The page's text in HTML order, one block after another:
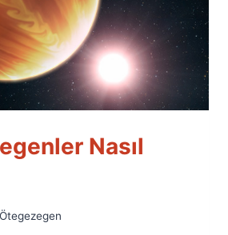
Nasıl
Ötegezegen